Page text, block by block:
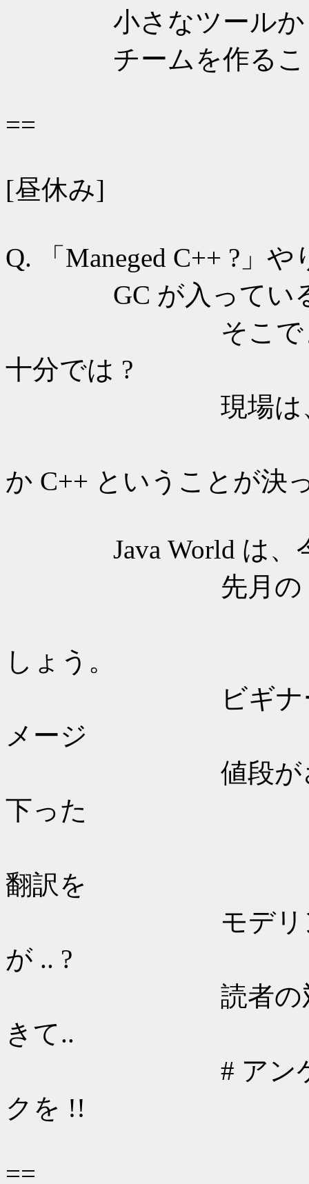
小さなツールか
チームを作るこ
==
[昼休み]
Q. 「Maneged C++ ?」
GC が入ってい
そこでまで
十分では ?
現場は、未だ
か C++ ということが決
Java World は、今
先月の Coding
しょう。
ビギナーが特
メージ
値段がさがっ
下った
翻訳を
モデリング／
が .. ?
読者の対象と
きて..
# アンケート葉
クを !!
==